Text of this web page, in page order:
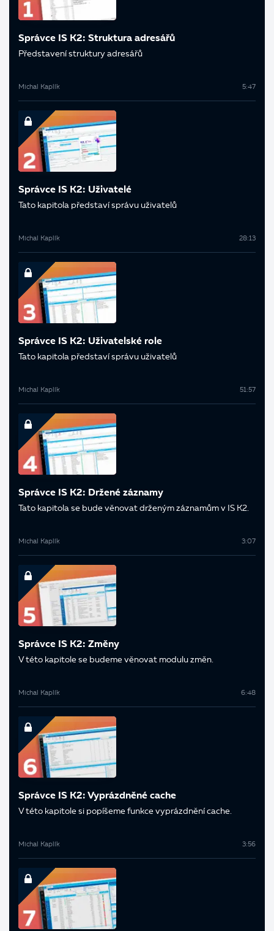
Správce IS K2: Struktura adresářů
Představení struktury adresářů
Michal Kaplík 5:47
Správce IS K2: Uživatelé
Tato kapitola představí správu uživatelů
Michal Kaplík 28:13
Správce IS K2: Uživatelské role
Tato kapitola představí správu uživatelů
Michal Kaplík 51:57
Správce IS K2: Držené záznamy
Tato kapitola se bude věnovat drženým záznamům v IS K2.
Michal Kaplík 3:07
Správce IS K2: Změny
V této kapitole se budeme věnovat modulu změn.
Michal Kaplík 6:48
Správce IS K2: Vyprázdněné cache
V této kapitole si popíšeme funkce vyprázdnění cache.
Michal Kaplík 3:56